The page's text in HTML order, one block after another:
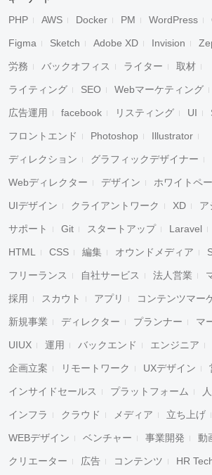
PHP AWS Docker PM WordPress
Figma Sketch Adobe XD Invision
労務 バックオフィス ライター 取材
ライティング SEO Webマーケティング
広告運用 facebook リスティング UI
フロントエンド Photoshop Illustrator
ディレクション グラフィックデザイナー
Webディレクター デザイン ホワイトペ
UIデザイン クライアントワーク XD ア
サポート Git スタートアップ Laravel
HTML CSS 編集 オウンドメディア
フリーランス 自社サービス 法人営業
採用 スカウト アプリ コンテンツマー
新規事業 ディレクター プランナー マ
UIUX 運用 バックエンド エンジニア
企画立案 リモートワーク UXデザイン
インサイドセールス プラットフォーム
インフラ クラウド メディア 立ち上げ
WEBデザイン ベンチャー 事業開発 動
クリエーター 広告 コンテンツ HR